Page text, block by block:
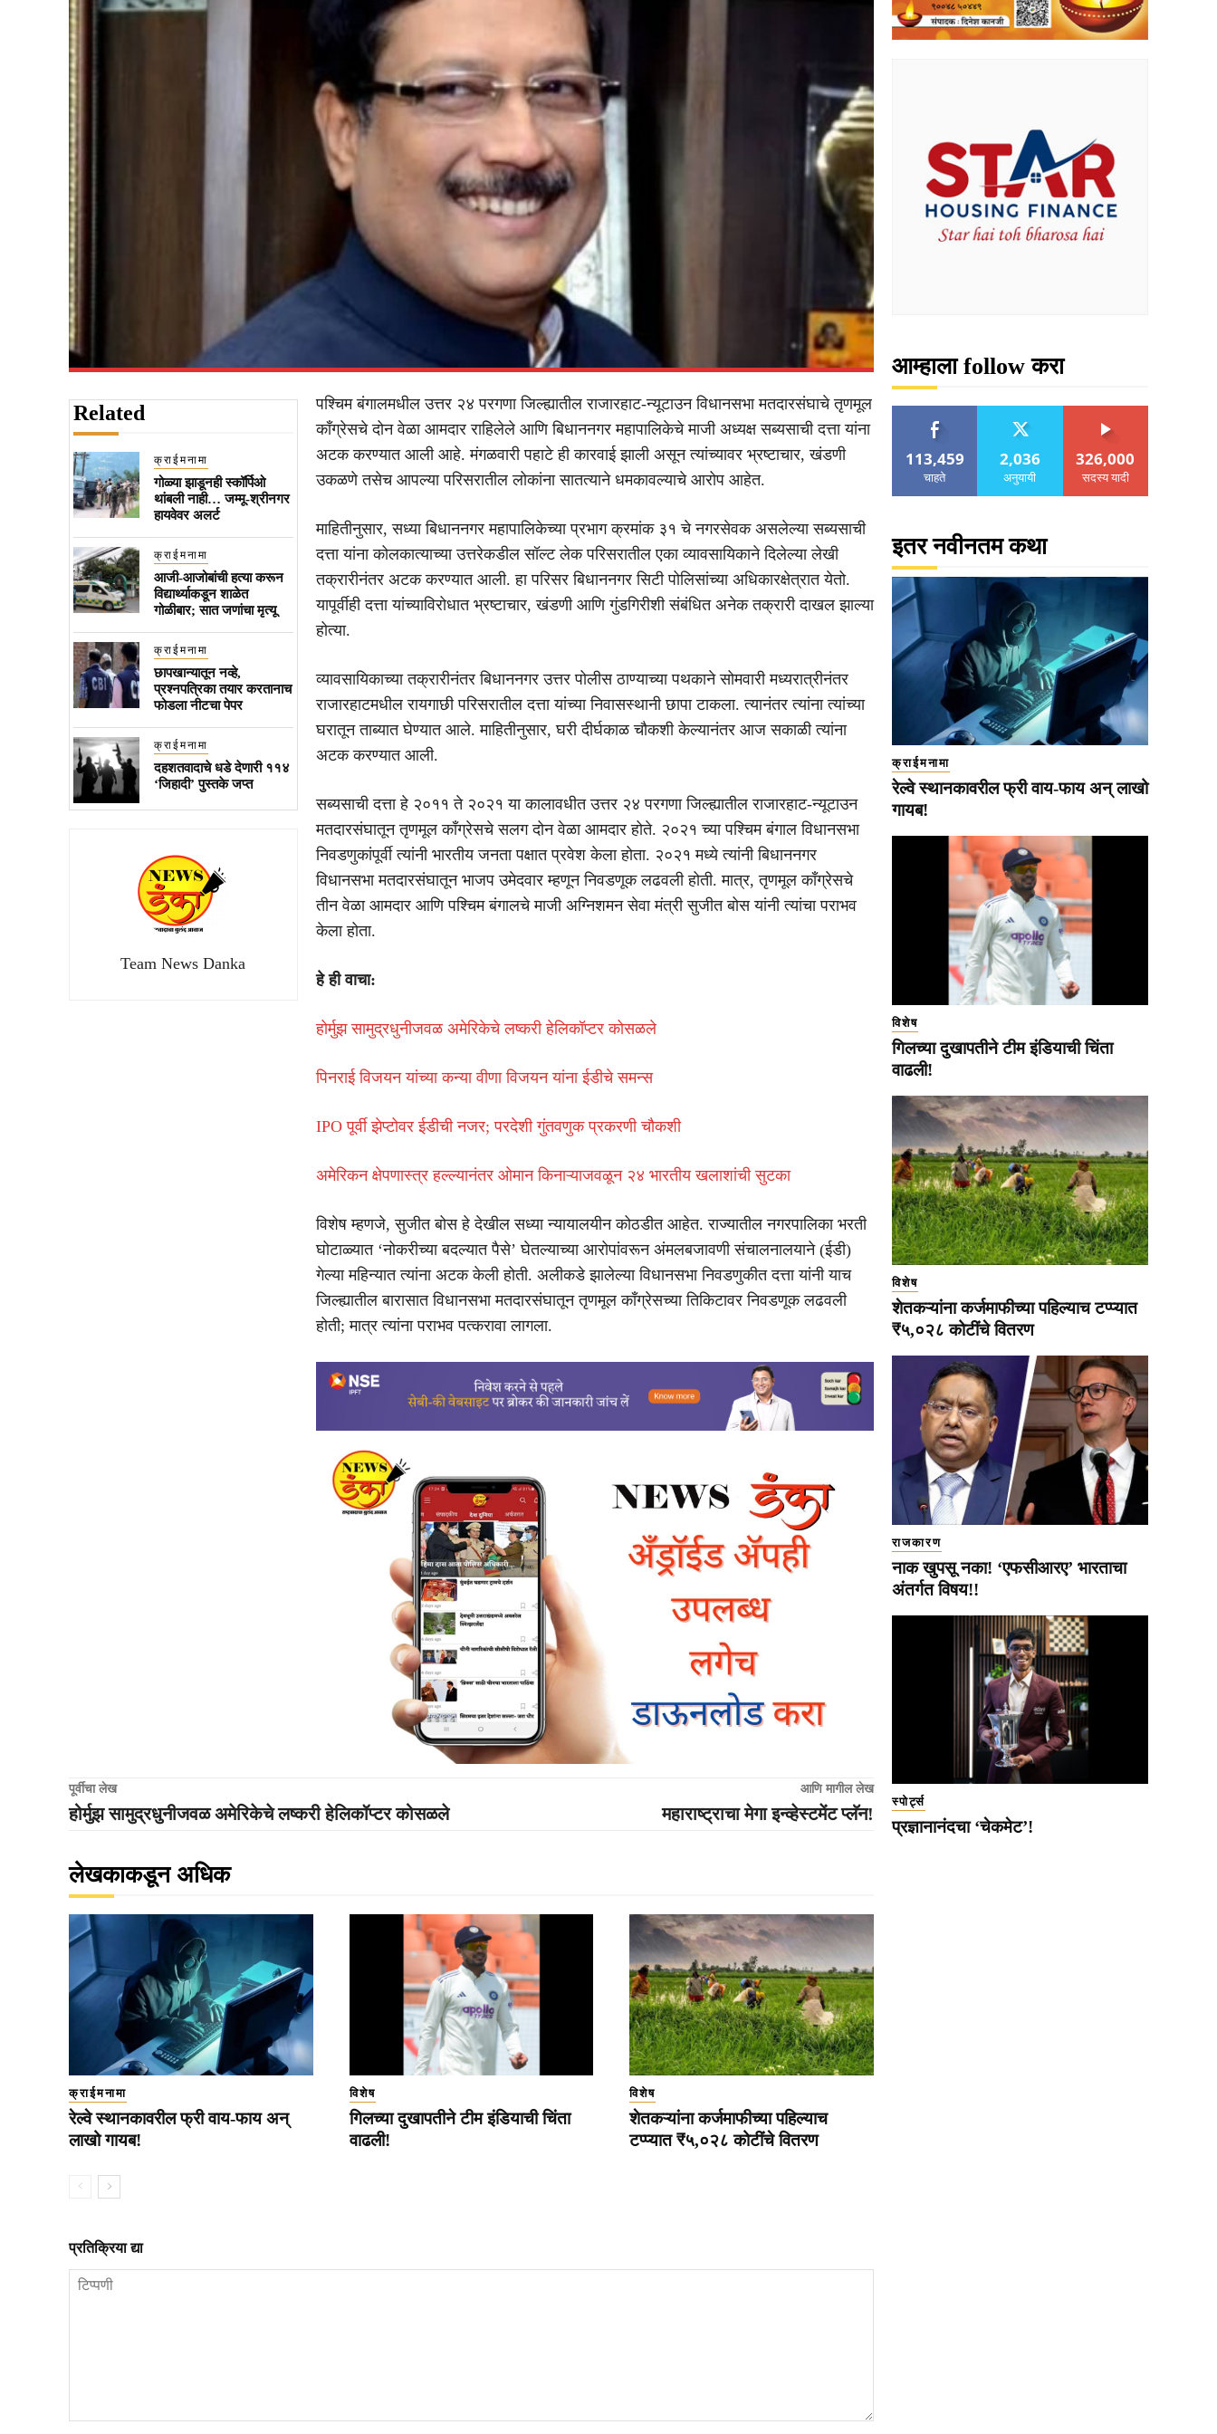
Related
क्राईमनामा
गोळ्या झाडूनही स्कॉर्पिओ
थांबली नाही… जम्मू-श्रीनगर
हायवेवर अलर्ट
क्राईमनामा
आजी-आजोबांची हत्या करून
विद्यार्थ्याकडून शाळेत
गोळीबार; सात जणांचा मृत्यू
क्राईमनामा
छापखान्यातून नव्हे,
प्रश्नपत्रिका तयार करतानाच
फोडला नीटचा पेपर
क्राईमनामा
दहशतवादाचे धडे देणारी ११४
‘जिहादी’ पुस्तके जप्त
Team News Danka
पश्चिम बंगालमधील उत्तर २४ परगणा जिल्ह्यातील राजारहाट-न्यूटाउन विधानसभा मतदारसंघाचे तृणमूल
काँग्रेसचे दोन वेळा आमदार राहिलेले आणि बिधाननगर महापालिकेचे माजी अध्यक्ष सब्यसाची दत्ता यांना
अटक करण्यात आली आहे. मंगळवारी पहाटे ही कारवाई झाली असून त्यांच्यावर भ्रष्टाचार, खंडणी
उकळणे तसेच आपल्या परिसरातील लोकांना सातत्याने धमकावल्याचे आरोप आहेत.
माहितीनुसार, सध्या बिधाननगर महापालिकेच्या प्रभाग क्रमांक ३१ चे नगरसेवक असलेल्या सब्यसाची
दत्ता यांना कोलकात्याच्या उत्तरेकडील सॉल्ट लेक परिसरातील एका व्यावसायिकाने दिलेल्या लेखी
तक्रारीनंतर अटक करण्यात आली. हा परिसर बिधाननगर सिटी पोलिसांच्या अधिकारक्षेत्रात येतो.
यापूर्वीही दत्ता यांच्याविरोधात भ्रष्टाचार, खंडणी आणि गुंडगिरीशी संबंधित अनेक तक्रारी दाखल झाल्या
होत्या.
व्यावसायिकाच्या तक्रारीनंतर बिधाननगर उत्तर पोलीस ठाण्याच्या पथकाने सोमवारी मध्यरात्रीनंतर
राजारहाटमधील रायगाछी परिसरातील दत्ता यांच्या निवासस्थानी छापा टाकला. त्यानंतर त्यांना त्यांच्या
घरातून ताब्यात घेण्यात आले. माहितीनुसार, घरी दीर्घकाळ चौकशी केल्यानंतर आज सकाळी त्यांना
अटक करण्यात आली.
सब्यसाची दत्ता हे २०११ ते २०२१ या कालावधीत उत्तर २४ परगणा जिल्ह्यातील राजारहाट-न्यूटाउन
मतदारसंघातून तृणमूल काँग्रेसचे सलग दोन वेळा आमदार होते. २०२१ च्या पश्चिम बंगाल विधानसभा
निवडणुकांपूर्वी त्यांनी भारतीय जनता पक्षात प्रवेश केला होता. २०२१ मध्ये त्यांनी बिधाननगर
विधानसभा मतदारसंघातून भाजप उमेदवार म्हणून निवडणूक लढवली होती. मात्र, तृणमूल काँग्रेसचे
तीन वेळा आमदार आणि पश्चिम बंगालचे माजी अग्निशमन सेवा मंत्री सुजीत बोस यांनी त्यांचा पराभव
केला होता.
हे ही वाचा:
होर्मुझ सामुद्रधुनीजवळ अमेरिकेचे लष्करी हेलिकॉप्टर कोसळले
पिनराई विजयन यांच्या कन्या वीणा विजयन यांना ईडीचे समन्स
IPO पूर्वी झेप्टोवर ईडीची नजर; परदेशी गुंतवणुक प्रकरणी चौकशी
अमेरिकन क्षेपणास्त्र हल्ल्यानंतर ओमान किनाऱ्याजवळून २४ भारतीय खलाशांची सुटका
विशेष म्हणजे, सुजीत बोस हे देखील सध्या न्यायालयीन कोठडीत आहेत. राज्यातील नगरपालिका भरती
घोटाळ्यात ‘नोकरीच्या बदल्यात पैसे’ घेतल्याच्या आरोपांवरून अंमलबजावणी संचालनालयाने (ईडी)
गेल्या महिन्यात त्यांना अटक केली होती. अलीकडे झालेल्या विधानसभा निवडणुकीत दत्ता यांनी याच
जिल्ह्यातील बारासात विधानसभा मतदारसंघातून तृणमूल काँग्रेसच्या तिकिटावर निवडणूक लढवली
होती; मात्र त्यांना पराभव पत्करावा लागला.
पूर्वीचा लेख
होर्मुझ सामुद्रधुनीजवळ अमेरिकेचे लष्करी हेलिकॉप्टर कोसळले
आणि मागील लेख
महाराष्ट्राचा मेगा इन्व्हेस्टमेंट प्लॅन!
लेखकाकडून अधिक
क्राईमनामा
रेल्वे स्थानकावरील फ्री वाय-फाय अन्
लाखो गायब!
विशेष
गिलच्या दुखापतीने टीम इंडियाची चिंता
वाढली!
विशेष
शेतकऱ्यांना कर्जमाफीच्या पहिल्याच
टप्प्यात ₹५,०२८ कोटींचे वितरण
प्रतिक्रिया द्या
आम्हाला follow करा
113,459
चाहते
2,036
अनुयायी
326,000
सदस्य यादी
इतर नवीनतम कथा
क्राईमनामा
रेल्वे स्थानकावरील फ्री वाय-फाय अन् लाखो
गायब!
विशेष
गिलच्या दुखापतीने टीम इंडियाची चिंता
वाढली!
विशेष
शेतकऱ्यांना कर्जमाफीच्या पहिल्याच टप्प्यात
₹५,०२८ कोटींचे वितरण
राजकारण
नाक खुपसू नका! ‘एफसीआरए’ भारताचा
अंतर्गत विषय!!
स्पोर्ट्स
प्रज्ञानानंदचा ‘चेकमेट’!